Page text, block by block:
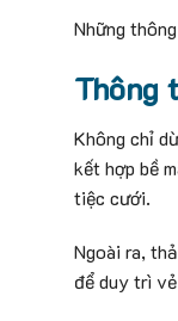
Những
Thông
Không chỉ
kết hợp bề
tiệc cưới.
Ngoài ra,
để duy trì